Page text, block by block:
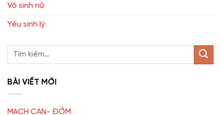
Vô sinh nữ
Yếu sinh lý
BÀI VIẾT MỚI
MẠCH CAN- ĐỞM